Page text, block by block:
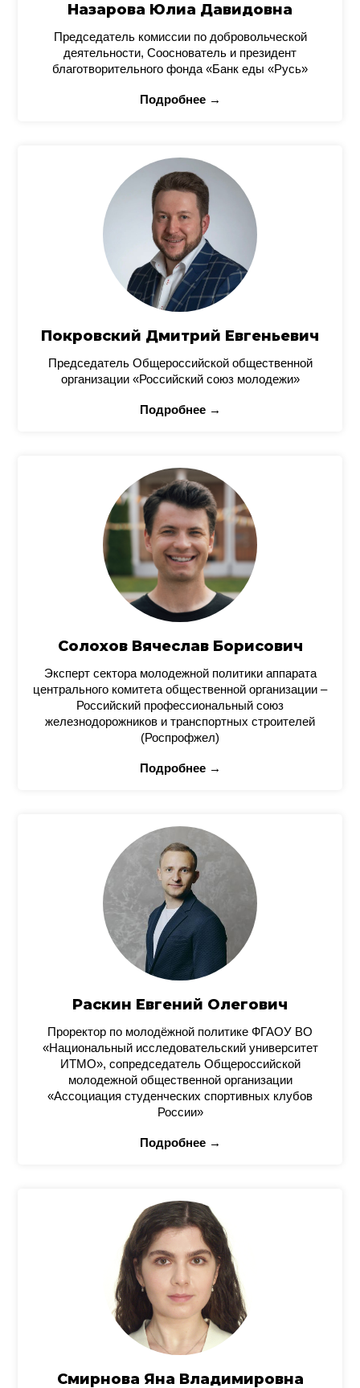
Назарова Юлиа Давидовна
Председатель комиссии по добровольческой
деятельности, Сооснователь и президент
благотворительного фонда «Банк еды «Русь»
Подробнее →
Покровский Дмитрий Евгеньевич
Председатель Общероссийской общественной
организации «Российский союз молодежи»
Подробнее →
Солохов Вячеслав Борисович
Эксперт сектора молодежной политики аппарата
центрального комитета общественной организации –
Российский профессиональный союз
железнодорожников и транспортных строителей
(Роспрофжел)
Подробнее →
Раскин Евгений Олегович
Проректор по молодёжной политике ФГАОУ ВО
«Национальный исследовательский университет
ИТМО», сопредседатель Общероссийской
молодежной общественной организации
«Ассоциация студенческих спортивных клубов
России»
Подробнее →
Смирнова Яна Владимировна